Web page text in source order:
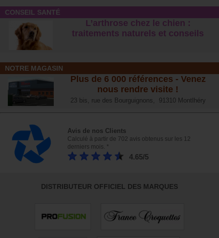
CONSEIL SANTÉ
L’arthrose chez le chien :
traitements naturels et conseils
NOTRE MAGASIN
Plus de 6 000 références - Venez
nous rendre visite !
23 bis, rue des Bourguignons, 91310 Montlhéry
Avis de nos Clients
Calculé à partir de 702 avis obtenus sur les 12
derniers mois. *
4.65/5
DISTRIBUTEUR OFFICIEL DES MARQUES